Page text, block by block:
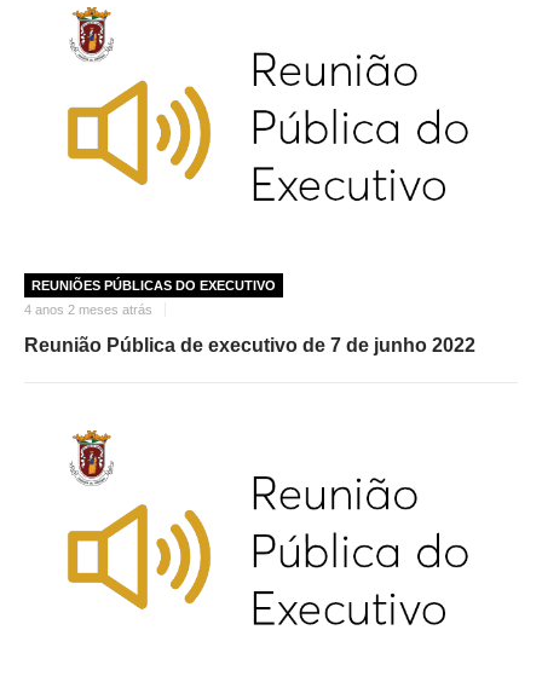
REUNIÕES PÚBLICAS DO EXECUTIVO
4 anos 2 meses atrás
Reunião Pública de executivo de 7 de junho 2022